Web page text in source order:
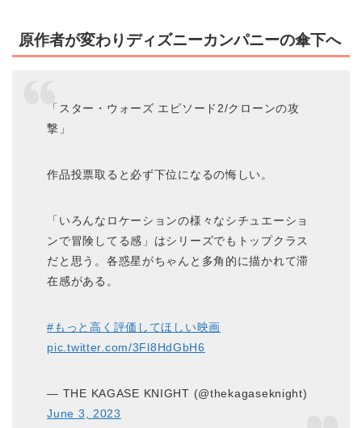
原作者が変わりディズニーカンパニーの傘下へ
「スター・ウォーズ エピソード2/クローンの攻
撃」
作品投票取ると必ず下位になるの悔しい。
「いろんなロケーションの様々なシチュエーショ
ンで冒険してる感」はシリーズでもトップクラス
だと思う。各惑星がちゃんと多角的に描かれて滞
在感がある。
#もっと高く評価してほしい映画
pic.twitter.com/3Fl8HdGbH6
— THE KAGASE KNIGHT (@thekagaseknight)
June 3, 2023